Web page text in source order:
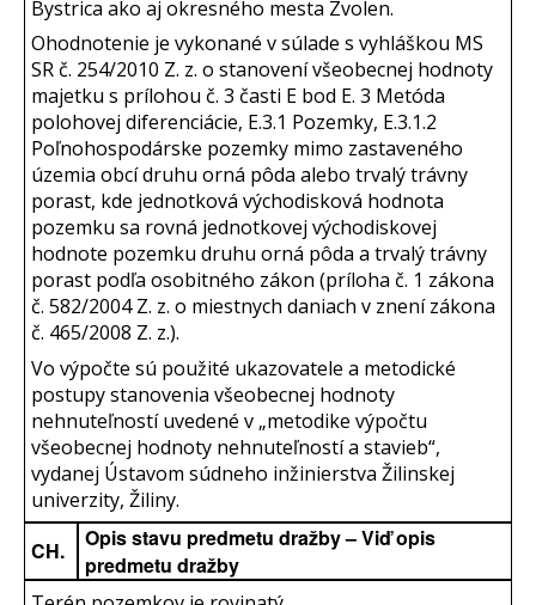
Bystrica ako aj okresného mesta Zvolen.
Ohodnotenie je vykonané v súlade s vyhláškou MS
SR č. 254/2010 Z. z. o stanovení všeobecnej hodnoty
majetku s prílohou č. 3 časti E bod E. 3 Metóda
polohovej diferenciácie, E.3.1 Pozemky, E.3.1.2
Poľnohospodárske pozemky mimo zastaveného
územia obcí druhu orná pôda alebo trvalý trávny
porast, kde jednotková východisková hodnota
pozemku sa rovná jednotkovej východiskovej
hodnote pozemku druhu orná pôda a trvalý trávny
porast podľa osobitného zákon (príloha č. 1 zákona
č. 582/2004 Z. z. o miestnych daniach v znení zákona
č. 465/2008 Z. z.).
Vo výpočte sú použité ukazovatele a metodické
postupy stanovenia všeobecnej hodnoty
nehnuteľností uvedené v „metodike výpočtu
všeobecnej hodnoty nehnuteľností a stavieb“,
vydanej Ústavom súdneho inžinierstva Žilinskej
univerzity, Žiliny.
CH.
Opis stavu predmetu dražby – Viď opis
predmetu dražby